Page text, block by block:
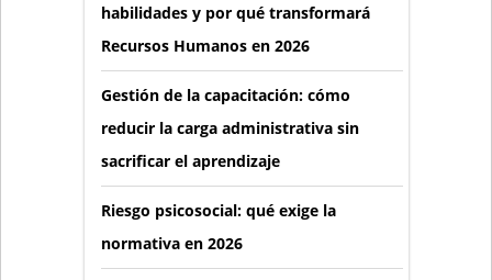
habilidades y por qué transformará
Recursos Humanos en 2026
Gestión de la capacitación: cómo
reducir la carga administrativa sin
sacrificar el aprendizaje
Riesgo psicosocial: qué exige la
normativa en 2026